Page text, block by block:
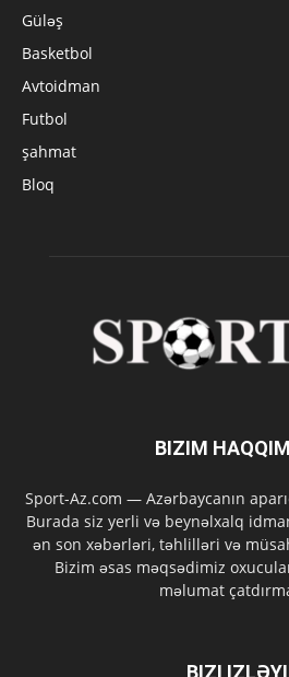
Güləş
Basketbol
Avtoidman
Futbol
şahmat
Bloq
BIZIM
Sport-Az.com — Azərbaycanın
Burada siz yerli və beynəlxalq
ən son xəbərləri, təhlilləri və
Bizim əsas məqsədimiz
məlumat
BIZI